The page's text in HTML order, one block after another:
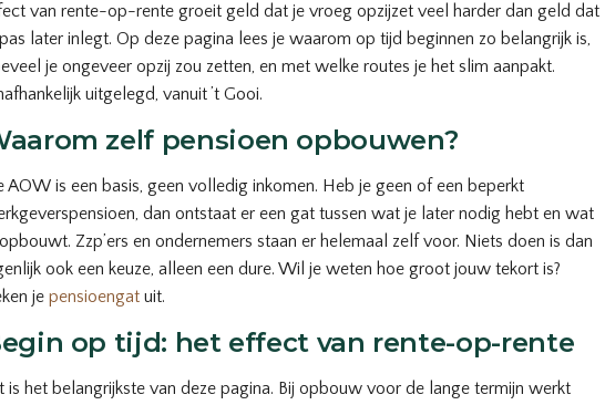
van rente-op-rente groeit geld dat je vroeg opzijzet veel harder dan geld dat
later inlegt. Op deze pagina lees je waarom op tijd beginnen zo belangrijk is,
je ongeveer opzij zou zetten, en met welke routes je het slim aanpakt.
uitgelegd, vanuit ’t Gooi.
zelf pensioen opbouwen?
AOW is een basis, geen volledig inkomen. Heb je geen of een beperkt
dan ontstaat er een gat tussen wat je later nodig hebt en wat
Zzp’ers en ondernemers staan er helemaal zelf voor. Niets doen is dan
ook een keuze, alleen een dure. Wil je weten hoe groot jouw tekort is?
je pensioengat uit.
op tijd: het effect van rente-op-rente
is het belangrijkste van deze pagina. Bij opbouw voor de lange termijn werkt